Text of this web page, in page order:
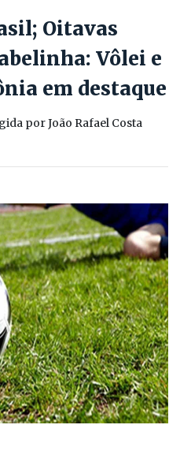
Oitavas
Vôlei e
em destaque
por João Rafael Costa